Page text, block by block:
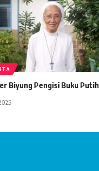
Biyung Pengisi Buku Putih